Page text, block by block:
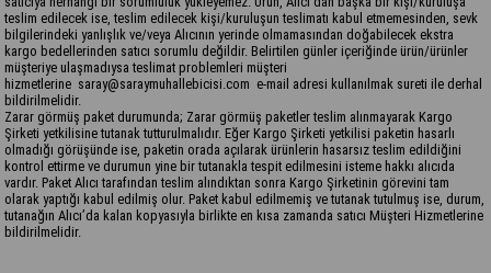
teslim edilecek ise, teslim edilecek kişi/kuruluşun teslimatı kabul etmemesinden, sevk
bilgilerindeki yanlışlık ve/veya Alıcının yerinde olmamasından doğabilecek ekstra
kargo bedellerinden satıcı sorumlu değildir. Belirtilen günler içeriğinde ürün/ürünler
müşteriye ulaşmadıysa teslimat problemleri müşteri
hizmetlerine saray@saraymuhallebicisi.com e-mail adresi kullanılmak sureti ile derhal
bildirilmelidir.
Zarar görmüş paket durumunda; Zarar görmüş paketler teslim alınmayarak Kargo
Şirketi yetkilisine tutanak tutturulmalıdır. Eğer Kargo Şirketi yetkilisi paketin hasarlı
olmadığı görüşünde ise, paketin orada açılarak ürünlerin hasarsız teslim edildiğini
kontrol ettirme ve durumun yine bir tutanakla tespit edilmesini isteme hakkı alıcıda
vardır. Paket Alıcı tarafından teslim alındıktan sonra Kargo Şirketinin görevini tam
olarak yaptığı kabul edilmiş olur. Paket kabul edilmemiş ve tutanak tutulmuş ise, durum,
tutanağın Alıcı’da kalan kopyasıyla birlikte en kısa zamanda satıcı Müşteri Hizmetlerine
bildirilmelidir.